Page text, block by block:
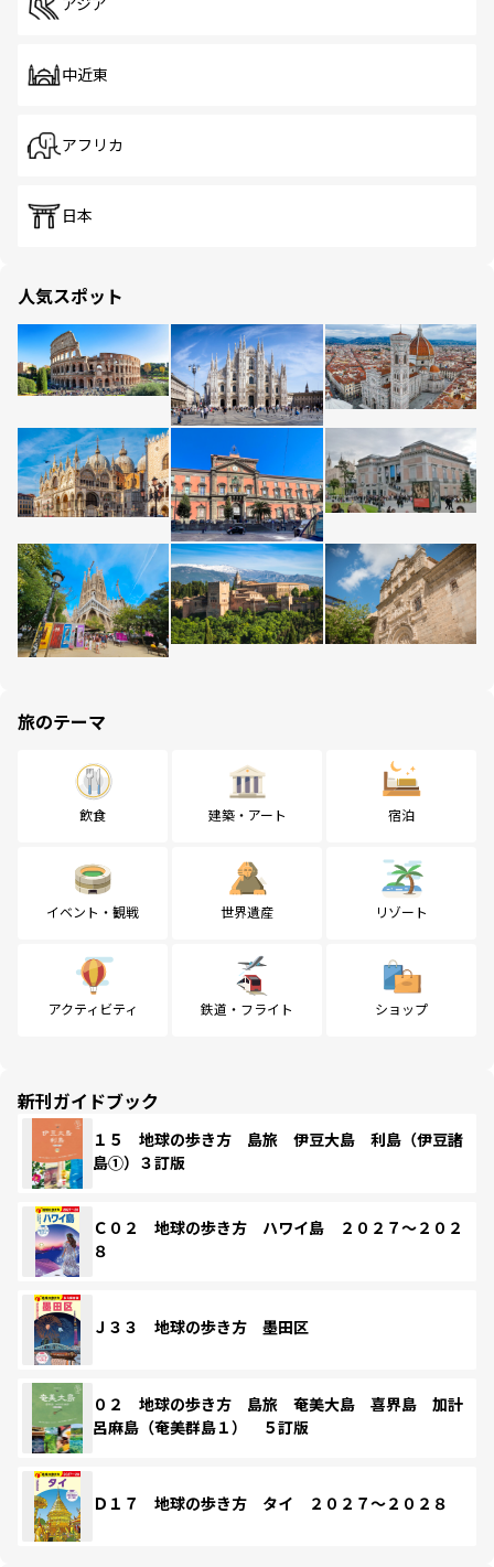
アジア
中近東
アフリカ
日本
人気スポット
旅のテーマ
飲食 建築・アート 宿泊
イベント・観戦 世界遺産 リゾート
アクティビティ 鉄道・フライト ショップ
新刊ガイドブック
１５ 地球の歩き方 島旅 伊豆大島 利島（伊豆諸
島①）３訂版
Ｃ０２ 地球の歩き方 ハワイ島 ２０２７～２０２
８
Ｊ３３ 地球の歩き方 墨田区
０２ 地球の歩き方 島旅 奄美大島 喜界島 加計
呂麻島（奄美群島１） ５訂版
Ｄ１７ 地球の歩き方 タイ ２０２７～２０２８